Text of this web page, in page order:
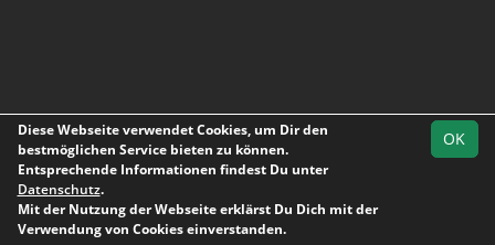
OK
Diese Webseite verwendet Cookies, um Dir den
bestmöglichen Service bieten zu können.
Entsprechende Informationen findest Du unter
Datenschutz.
Mit der Nutzung der Webseite erklärst Du Dich mit der
Verwendung von Cookies einverstanden.